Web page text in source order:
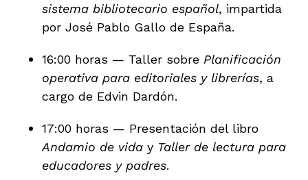
sistema bibliotecario español, impartida
por José Pablo Gallo de España.
16:00 horas — Taller sobre Planificación
operativa para editoriales y librerías, a
cargo de Edvin Dardón.
17:00 horas — Presentación del libro
Andamio de vida y Taller de lectura para
educadores y padres.